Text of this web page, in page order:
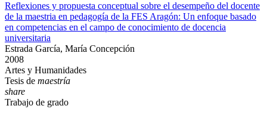
Reflexiones y propuesta conceptual sobre el desempeño del docente
de la maestria en pedagogía de la FES Aragón: Un enfoque basado
en competencias en el campo de conocimiento de docencia
universitaria
Estrada García, María Concepción
2008
Artes y Humanidades
Tesis de maestría
share
Trabajo de grado